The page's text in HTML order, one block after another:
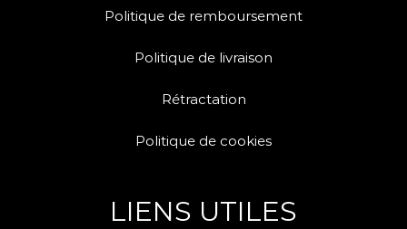
Politique de remboursement
Politique de livraison
Rétractation
Politique de cookies
LIENS UTILES